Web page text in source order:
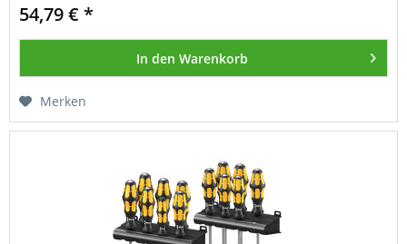
nach Profilen und Größenstempelung
Mit Sechskantabrollschutz gegen Wegrollen
Mit Lasergrip-Spitze für mehr Halt im Schraubenkopf
54,79 € *
In den Warenkorb
Merken